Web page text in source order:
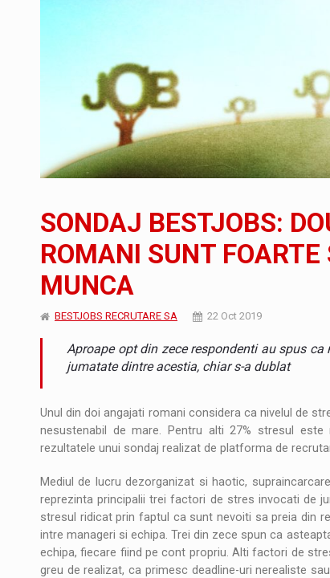
Hard Enduro Piatra Craiului 2026,
STIRI Fondul de investitii BoldMind si
STIRI RANGE ROVER DEZVALUIE AL
STIRI JAECOO 5 SHS-H a ajuns in Romania
ARTICOLE Proteinmaxxing and the Future of
SONDAJ BESTJOBS:
ROMANI SUNT
MUNCA
BESTJOBS RECRUTARE SA 22 Oct 2019
Aproape opt din zece respondenti au spus
jumatate dintre acestia, chiar s-a dublat
Unul din doi angajati romani considera ca nivelul de
nesustenabil de mare. Pentru alti 27% stresul
rezultatele unui sondaj realizat de platforma de
Mediul de lucru dezorganizat si haotic,
reprezinta principalii trei factori de stres invocati de
stresul ridicat prin faptul ca sunt nevoiti sa preia din
intre manageri si echipa. Trei din zece spun ca
echipa, fiecare fiind pe cont propriu. Alti factori de
greu de realizat, ca primesc deadline-uri nerealiste